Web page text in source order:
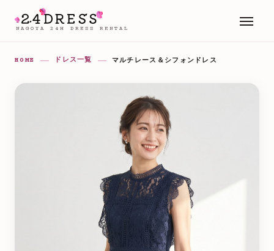
NAGOYA 24H DRESS RENTAL
HOME ドレス一覧 マルチレース＆シフォンドレス